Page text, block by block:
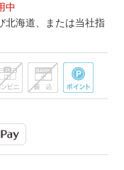
中
北海道、または当社指